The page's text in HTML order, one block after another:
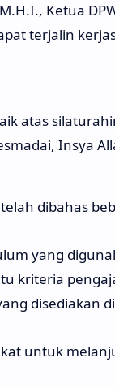
Ketua
terjalin
atas
Insya
dibahas
yang
kriteria
disediakan
untuk